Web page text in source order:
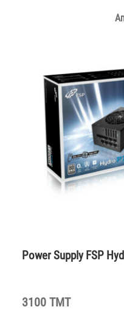
Power Supply FSP
3100 TMT